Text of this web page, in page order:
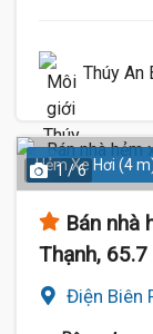
Thúy An
Hẻm Xe Hơi (4
1 / 6
Bán nhà
Thạnh,
Điện Biên